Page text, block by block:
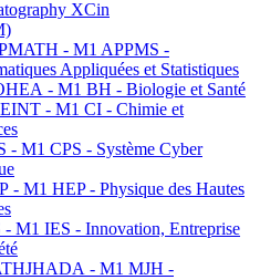
XCin
- M1 APPMS -
Appliquées et Statistiques
- M1 BH - Biologie et Santé
- M1 CI - Chimie et
- M1 CPS - Système Cyber
- M1 HEP - Physique des Hautes
M1 IES - Innovation, Entreprise
- M1 MJH -